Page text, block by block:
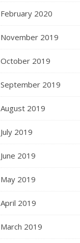
February 2020
November 2019
October 2019
September 2019
August 2019
July 2019
June 2019
May 2019
April 2019
March 2019